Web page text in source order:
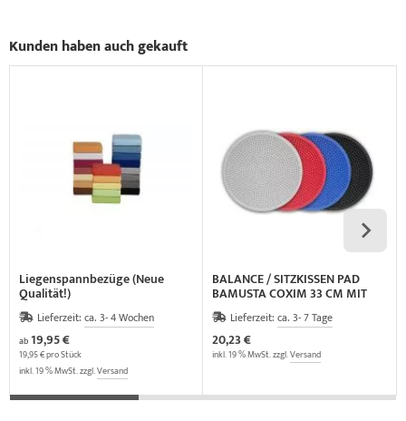
Kunden haben auch gekauft
Liegenspannbezüge (Neue
Qualität!)
Lieferzeit: ca. 3- 4 Wochen
ab19,95 €
19,95 € pro Stück
inkl. 19 % MwSt. zzgl.Versand
BALANCE / SITZKISSEN PAD
BAMUSTA COXIM 33 CM MIT
NOPPENLieferzeit: ca. 3- 7 Tage
20,23 €
inkl. 19 % MwSt. zzgl.Versand